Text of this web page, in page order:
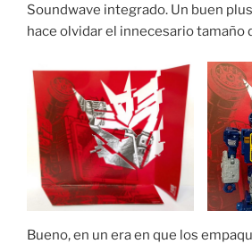
Soundwave integrado. Un buen
hace olvidar el innecesario tamaño
Bueno, en un era en que los